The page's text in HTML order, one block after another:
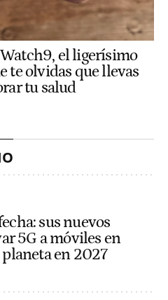
el ligerísimo
te olvidas que llevas
tu salud
sus nuevos
5G a móviles en
en 2027